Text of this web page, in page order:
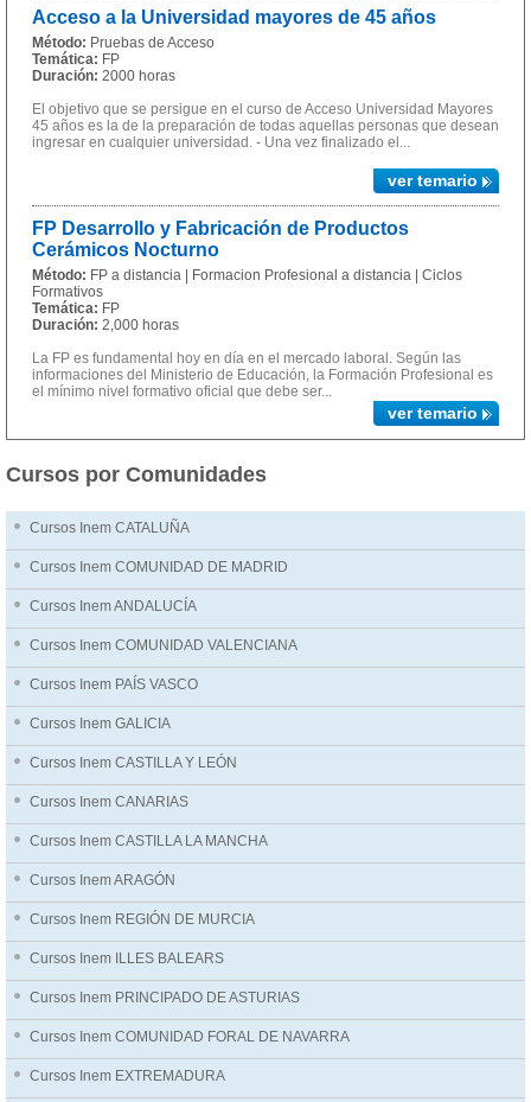
Acceso a la Universidad mayores de 45 años
Método: Pruebas de Acceso
Temática: FP
Duración: 2000 horas
El objetivo que se persigue en el curso de Acceso Universidad Mayores
45 años es la de la preparación de todas aquellas personas que desean
ingresar en cualquier universidad. - Una vez finalizado el...
ver temario
FP Desarrollo y Fabricación de Productos
Cerámicos Nocturno
Método: FP a distancia | Formacion Profesional a distancia | Ciclos
Formativos
Temática: FP
Duración: 2,000 horas
La FP es fundamental hoy en día en el mercado laboral. Según las
informaciones del Ministerio de Educación, la Formación Profesional es
el mínimo nivel formativo oficial que debe ser...
ver temario
Cursos por Comunidades
Cursos Inem CATALUÑA
Cursos Inem COMUNIDAD DE MADRID
Cursos Inem ANDALUCÍA
Cursos Inem COMUNIDAD VALENCIANA
Cursos Inem PAÍS VASCO
Cursos Inem GALICIA
Cursos Inem CASTILLA Y LEÓN
Cursos Inem CANARIAS
Cursos Inem CASTILLA LA MANCHA
Cursos Inem ARAGÓN
Cursos Inem REGIÓN DE MURCIA
Cursos Inem ILLES BALEARS
Cursos Inem PRINCIPADO DE ASTURIAS
Cursos Inem COMUNIDAD FORAL DE NAVARRA
Cursos Inem EXTREMADURA